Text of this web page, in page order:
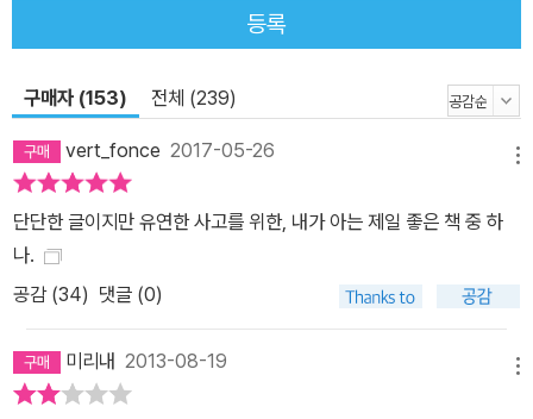
을 쓰면서 나는, 오래 덮어두었던 내 자신의 내면을 직시할 기회를 가
졌고 그것을 드러낼 용기를 냈다. ‘정치적 올바름’을 위해 감추거나 꾸
미는 습관과 결별했다. 내 자신의 욕망을 더 긍정적으로 대하게 되었
다. 마음이 내는 소리를 들었다. 삶을 얽어맸던 관념의 속박을 풀어버
렸다. 원래의 나, 내가 되고 싶었던 나에게 한 걸음 다가섰다. 그렇게
해서 내가 원하는 삶을 나답게 살기로 마음먹었다.(p.10) 이 책에서
유시민은 자신이 살아온 지난 시기의 개인적 사회적 정치적 경험과
그에 대한 생각을 단편적으로 드러냈다. 고등학교 졸업반 시절의 일
부터 대학 시절 야학 교사 활동을 거쳐 소위 ‘통합진보당 사태’와 18
했는지 이야기한다. 직업으로서의 정치를 그만두기로 한 이유, 그런
결정을 내리기까지의 고민을 보여준다. 그리고 자유인이 되어 어떤
등록
구매자 (153) 전체 (239)
vert_fonce 2017-05-26
단단한 글이지만 유연한 사고를 위한, 내가 아는 제일 좋은 책 중 하
나.
공감 (34) 댓글 (0)
미리내 2013-08-19